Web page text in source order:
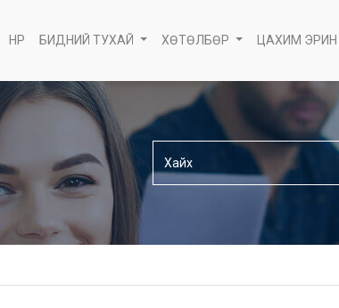
НҮҮР БИДНИЙ ТУХАЙ ХӨТӨЛБӨР ЦАХИМ ЭРИН